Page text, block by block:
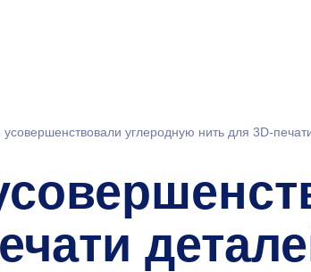
углеродную нить для 3D-